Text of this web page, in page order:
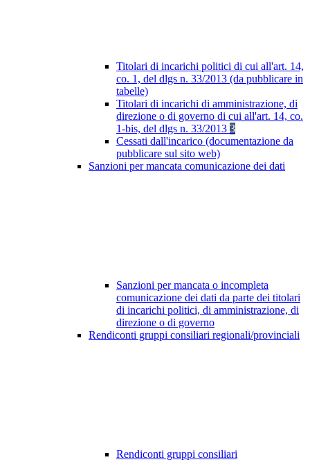
Titolari di incarichi politici di cui all'art. 14,
co. 1, del dlgs n. 33/2013 (da pubblicare in
tabelle)
Titolari di incarichi di amministrazione, di
direzione o di governo di cui all'art. 14, co.
1-bis, del dlgs n. 33/2013 3
Cessati dall'incarico (documentazione da
pubblicare sul sito web)
Sanzioni per mancata comunicazione dei dati
Sanzioni per mancata o incompleta
comunicazione dei dati da parte dei titolari
di incarichi politici, di amministrazione, di
direzione o di governo
Rendiconti gruppi consiliari regionali/provinciali
Rendiconti gruppi consiliari